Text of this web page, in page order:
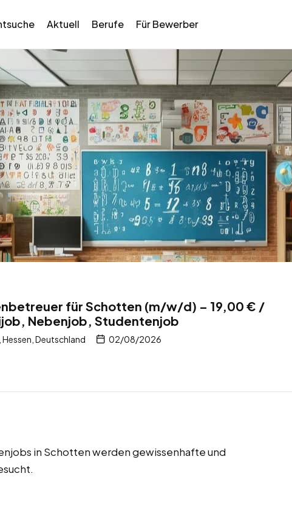
Aktuell Berufe Für Bewerber
für Schotten (m/w/d) – 19,00 € /
Nebenjob, Studentenjob
Deutschland 02/08/2026
in Schotten werden gewissenhafte und